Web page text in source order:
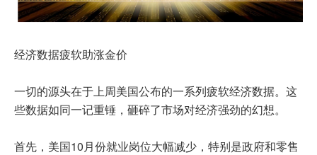
经济数据疲软助涨金价
一切的源头在于上周美国公布的一系列疲软经济数据。这
些数据如同一记重锤，砸碎了市场对经济强劲的幻想。
首先，美国10月份就业岗位大幅减少，特别是政府和零售